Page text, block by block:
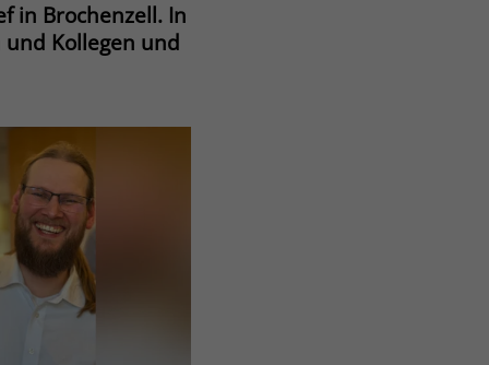
in Brochenzell. In
Kollegen und